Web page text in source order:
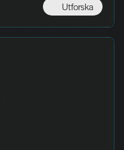
Utforska